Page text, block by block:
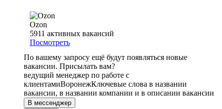
Ozon
5911 активных вакансий
Посмотреть
По вашему запросу ещё будут появляться новые
вакансии. Присылать вам?
ведущий менеджер по работе с
клиентамиВоронежКлючевые слова в названии
вакансии, в названии компании и в описании вакансии
В мессенджер